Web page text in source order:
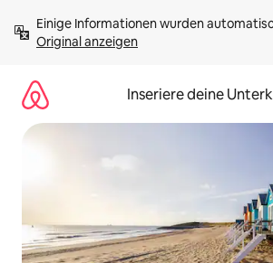
Inhalten
springenOriginal anzeigen
Inseriere deine